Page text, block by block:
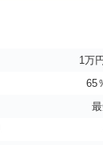
1万
65